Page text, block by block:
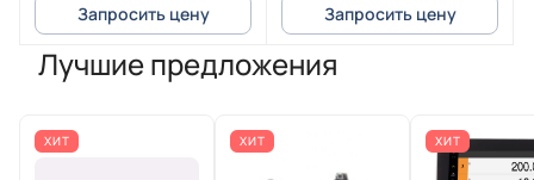
Запросить цену Запросить цену
Лучшие предложения
ХИТ ХИТ ХИТ